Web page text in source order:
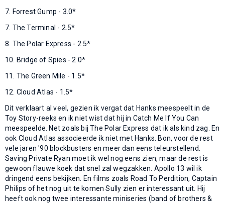
7. Forrest Gump - 3.0*
7. The Terminal - 2.5*
8. The Polar Express - 2.5*
10. Bridge of Spies - 2.0*
11. The Green Mile - 1.5*
12. Cloud Atlas - 1.5*
Dit verklaart al veel, gezien ik vergat dat Hanks meespeelt in de
Toy Story-reeks en ik niet wist dat hij in Catch Me If You Can
meespeelde. Net zoals bij The Polar Express dat ik als kind zag. En
ook Cloud Atlas associeerde ik niet met Hanks. Bon, voor de rest
vele jaren '90 blockbusters en meer dan eens teleurstellend.
Saving Private Ryan moet ik wel nog eens zien, maar de rest is
gewoon flauwe koek dat snel zal wegzakken. Apollo 13 wil ik
dringend eens bekijken. En films zoals Road To Perdition, Captain
Philips of het nog uit te komen Sully zien er interessant uit. Hij
heeft ook nog twee interessante miniseries (band of brothers &